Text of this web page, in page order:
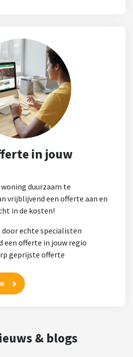
in jouw
duurzaam te
vrijblijvend een offerte aan en
in de kosten!
echte specialisten
een offerte in jouw regio
geprijste offerte
& blogs